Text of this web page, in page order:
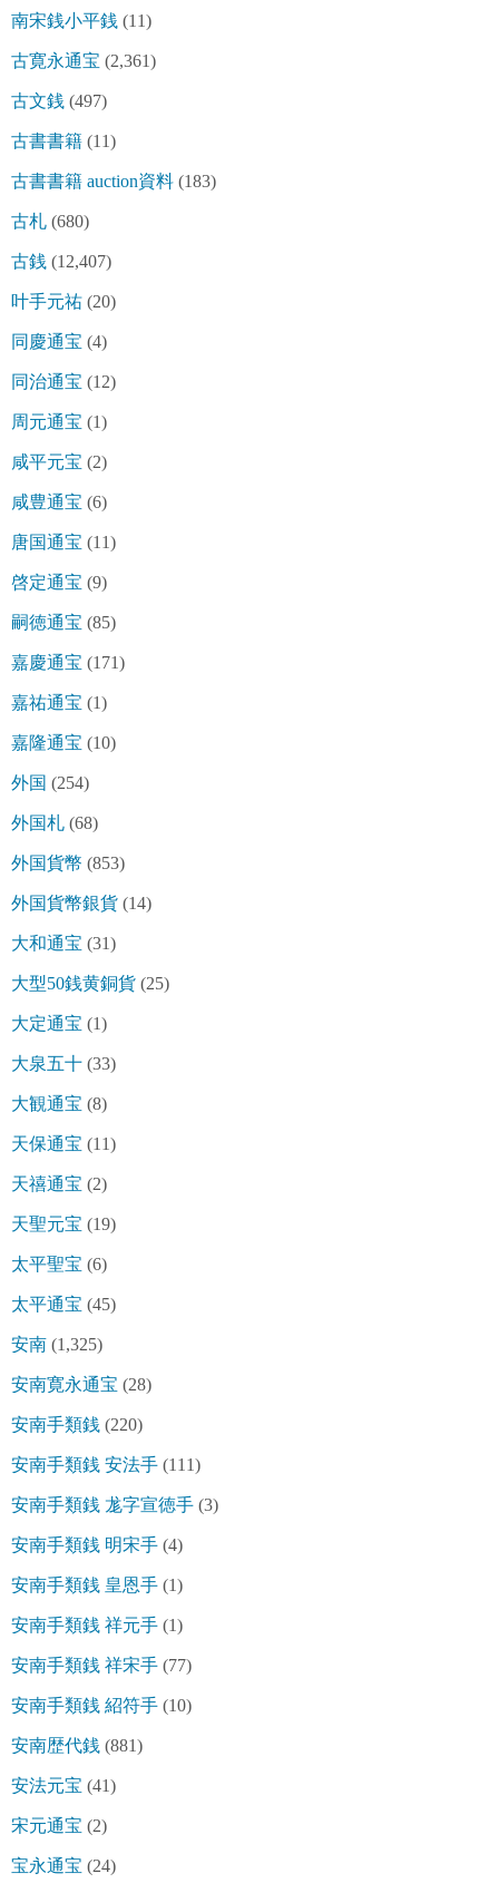
南宋銭小平銭 (11)
古寛永通宝 (2,361)
古文銭 (497)
古書書籍 (11)
古書書籍 auction資料 (183)
古札 (680)
古銭 (12,407)
叶手元祐 (20)
同慶通宝 (4)
同治通宝 (12)
周元通宝 (1)
咸平元宝 (2)
咸豊通宝 (6)
唐国通宝 (11)
啓定通宝 (9)
嗣徳通宝 (85)
嘉慶通宝 (171)
嘉祐通宝 (1)
嘉隆通宝 (10)
外国 (254)
外国札 (68)
外国貨幣 (853)
外国貨幣銀貨 (14)
大和通宝 (31)
大型50銭黄銅貨 (25)
大定通宝 (1)
大泉五十 (33)
大観通宝 (8)
天保通宝 (11)
天禧通宝 (2)
天聖元宝 (19)
太平聖宝 (6)
太平通宝 (45)
安南 (1,325)
安南寛永通宝 (28)
安南手類銭 (220)
安南手類銭 安法手 (111)
安南手類銭 尨字宣徳手 (3)
安南手類銭 明宋手 (4)
安南手類銭 皇恩手 (1)
安南手類銭 祥元手 (1)
安南手類銭 祥宋手 (77)
安南手類銭 紹符手 (10)
安南歴代銭 (881)
安法元宝 (41)
宋元通宝 (2)
宝永通宝 (24)